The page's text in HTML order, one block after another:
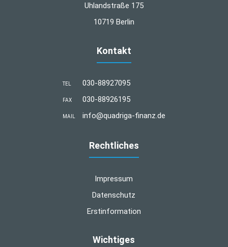
Uhlandstraße 175
10719 Berlin
Kontakt
TEL 030-88927095
FAX 030-88926195
MAIL info@quadriga-finanz.de
Rechtliches
Impressum
Datenschutz
Erstinformation
Wichtiges